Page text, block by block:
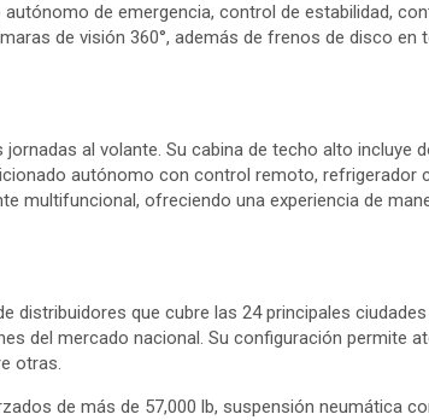
de emergencia, control de estabilidad,
de visión 360°, además de frenos de disco en
al volante. Su cabina de techo alto incluye
autónomo con control remoto, refrigerador
multifuncional, ofreciendo una experiencia de
distribuidores que cubre las 24 principales ciudades
del mercado nacional. Su configuración permite
otras.
de más de 57,000 lb, suspensión neumática